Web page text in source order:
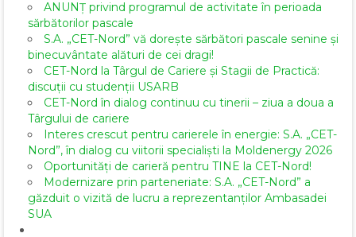
ANUNȚ privind programul de activitate în perioada
sărbătorilor pascale
S.A. „CET-Nord” vă dorește sărbători pascale senine și
binecuvântate alături de cei dragi!
CET-Nord la Târgul de Cariere și Stagii de Practică:
discuții cu studenții USARB
CET-Nord în dialog continuu cu tinerii – ziua a doua a
Târgului de cariere
Interes crescut pentru carierele în energie: S.A. „CET-
Nord”, în dialog cu viitorii specialiști la Moldenergy 2026
Oportunități de carieră pentru TINE la CET-Nord!
Modernizare prin parteneriate: S.A. „CET-Nord” a
găzduit o vizită de lucru a reprezentanților Ambasadei
SUA